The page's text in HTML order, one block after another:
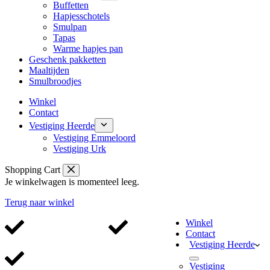
Buffetten
Hapjesschotels
Smulpan
Tapas
Warme hapjes pan
Geschenk pakketten
Maaltijden
Smulbroodjes
Winkel
Contact
Vestiging Heerde
Vestiging Emmeloord
Vestiging Urk
Shopping Cart
Je winkelwagen is momenteel leeg.
Terug naar winkel
Winkel
Contact
Vestiging Heerde
Vestiging